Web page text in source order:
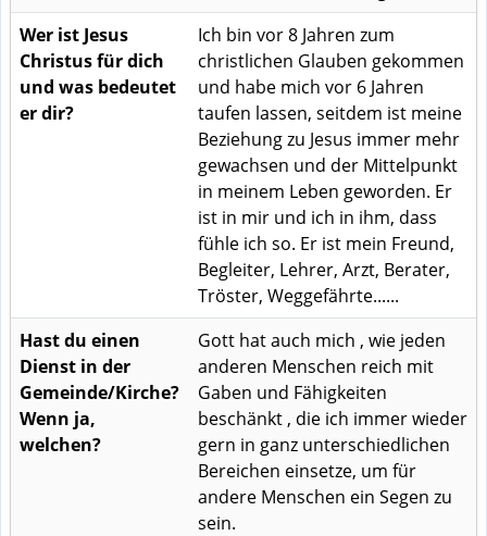
Wer ist Jesus
Christus für dich
und was bedeutet
er dir?
Ich bin vor 8 Jahren zum
christlichen Glauben gekommen
und habe mich vor 6 Jahren
taufen lassen, seitdem ist meine
Beziehung zu Jesus immer mehr
gewachsen und der Mittelpunkt
in meinem Leben geworden. Er
ist in mir und ich in ihm, dass
fühle ich so. Er ist mein Freund,
Begleiter, Lehrer, Arzt, Berater,
Tröster, Weggefährte......
Hast du einen
Dienst in der
Gemeinde/Kirche?
Wenn ja,
welchen?
Gott hat auch mich , wie jeden
anderen Menschen reich mit
Gaben und Fähigkeiten
beschänkt , die ich immer wieder
gern in ganz unterschiedlichen
Bereichen einsetze, um für
andere Menschen ein Segen zu
sein.